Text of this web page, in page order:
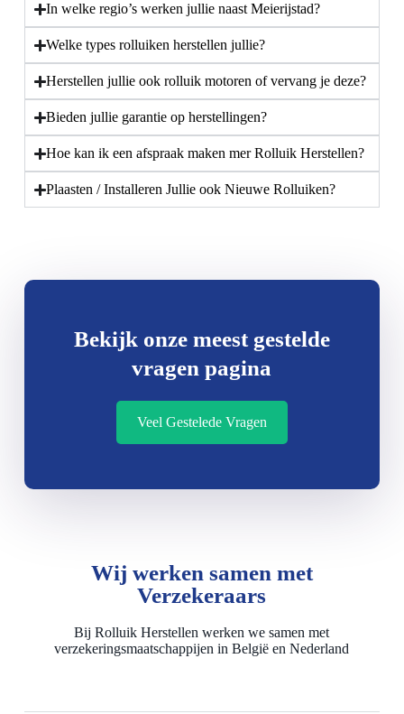
In welke regio’s werken jullie naast Meierijstad?
Welke types rolluiken herstellen jullie?
Herstellen jullie ook rolluik motoren of vervang je deze?
Bieden jullie garantie op herstellingen?
Hoe kan ik een afspraak maken mer Rolluik Herstellen?
Plaasten / Installeren Jullie ook Nieuwe Rolluiken?
Bekijk onze meest gestelde
vragen pagina
Veel Gestelede Vragen
Wij werken samen met
Verzekeraars
Bij Rolluik Herstellen werken we samen met
verzekeringsmaatschappijen in België en Nederland